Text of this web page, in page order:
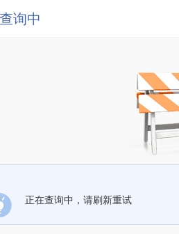
询中
正在查询中，请刷新重试